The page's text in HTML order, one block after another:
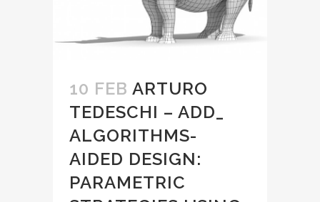
10 FEB ARTURO
TEDESCHI – ADD_
ALGORITHMS-
AIDED DESIGN:
PARAMETRIC